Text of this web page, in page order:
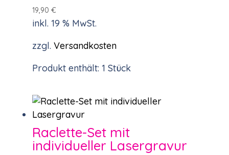
19,90 €
inkl. 19 % MwSt.
zzgl. Versandkosten
Produkt enthält: 1 Stück
Raclette-Set mit
individueller Lasergravur